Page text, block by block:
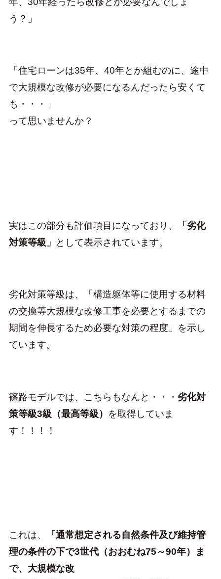
う？」
「住宅ローンは35年、40年とか組むのに、途中
で大規模な改修が必要になるんだったら安くて
も・・・」
って思いませんか？
実はこの部分も評価項目になっており、
「劣化
対策等級」
として表示されています。
劣化対策等級は、「構造躯体等に使用する材料
の交換等大規模な改修工事を必要とするまでの
期間を伸長するため必要な対策の程度」を示し
ています。
篠路モデルでは、こちらもなんと・・・ 劣化対
策等級3級（最高等級） を取得していま
す！！！！
これは、
「通常想定される自然条件及び維持管
理の条件の下で3世代（おおむね75～90年）ま
で、大規模な改